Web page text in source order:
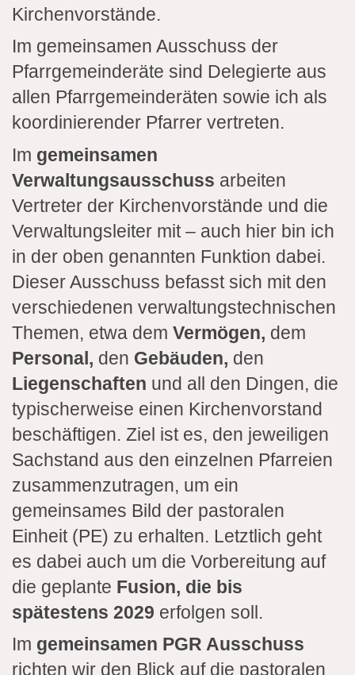
Kirchenvorstände.
Im gemeinsamen Ausschuss der
Pfarrgemeinderäte sind Delegierte aus
allen Pfarrgemeinderäten sowie ich als
koordinierender Pfarrer vertreten.
Im gemeinsamen
Verwaltungsausschuss arbeiten
Vertreter der Kirchenvorstände und die
Verwaltungsleiter mit – auch hier bin ich
in der oben genannten Funktion dabei.
Dieser Ausschuss befasst sich mit den
verschiedenen verwaltungstechnischen
Themen, etwa dem Vermögen, dem
Personal, den Gebäuden, den
Liegenschaften und all den Dingen, die
typischerweise einen Kirchenvorstand
beschäftigen. Ziel ist es, den jeweiligen
Sachstand aus den einzelnen Pfarreien
zusammenzutragen, um ein
gemeinsames Bild der pastoralen
Einheit (PE) zu erhalten. Letztlich geht
es dabei auch um die Vorbereitung auf
die geplante Fusion, die bis
spätestens 2029 erfolgen soll.
Im gemeinsamen PGR Ausschuss
richten wir den Blick auf die pastoralen